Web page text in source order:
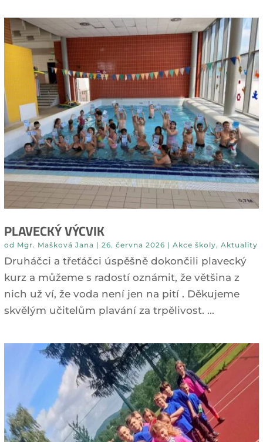
PLAVECKÝ VÝCVIK
od Mgr. Mašková Jana | 26. června 2026 | Akce školy, Aktuality
Druháčci a třeťáčci úspěšně dokončili plavecký
kurz a můžeme s radostí oznámit, že většina z
nich už ví, že voda není jen na pití . Děkujeme
skvělým učitelům plavání za trpělivost. ...